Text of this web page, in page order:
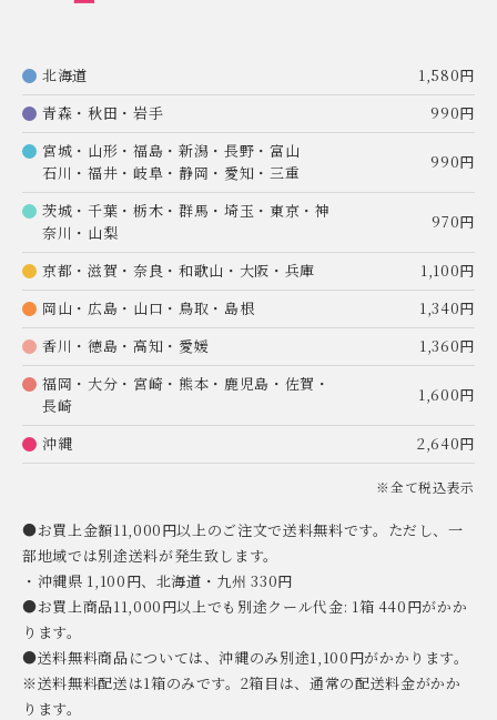
北海道
1,580円
青森・秋田・岩手
990円
宮城・山形・福島・新潟・長野・富山
石川・福井・岐阜・静岡・愛知・三重
990円
茨城・千葉・栃木・群馬・埼玉・東京・神
奈川・山梨
970円
京都・滋賀・奈良・和歌山・大阪・兵庫
1,100円
岡山・広島・山口・鳥取・島根
1,340円
香川・徳島・高知・愛媛
1,360円
福岡・大分・宮崎・熊本・鹿児島・佐賀・
長崎
1,600円
沖縄 2,640円
※全て税込表示
●お買上金額11,000円以上のご注文で送料無料です。ただし、一
部地域では別途送料が発生致します。
・沖縄県 1,100円、北海道・九州 330円
●お買上商品11,000円以上でも別途クール代金: 1箱 440円がかか
ります。
●送料無料商品については、沖縄のみ別途1,100円がかかります。
※送料無料配送は1箱のみです。2箱目は、通常の配送料金がかか
ります。